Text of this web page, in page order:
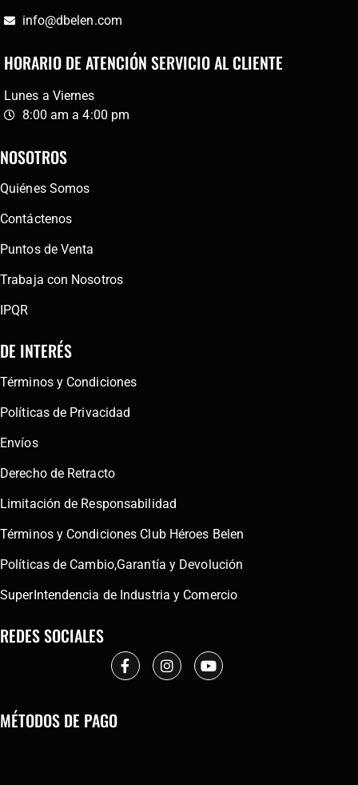
info@dbelen.com
HORARIO DE ATENCIÓN SERVICIO AL CLIENTE
Lunes a Viernes
8:00 am a 4:00 pm
NOSOTROS
Quiénes Somos
Contáctenos
Puntos de Venta
Trabaja con Nosotros
IPQR
DE INTERÉS
Términos y Condiciones
Políticas de Privacidad
Envíos
Derecho de Retracto
Limitación de Responsabilidad
Términos y Condiciones Club Héroes Belen
Políticas de Cambio,Garantía y Devolución
SuperIntendencia de Industria y Comercio
REDES SOCIALES
MÉTODOS DE PAGO